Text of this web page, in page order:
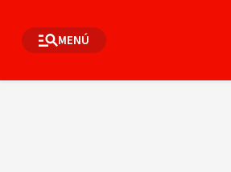
MENÚ